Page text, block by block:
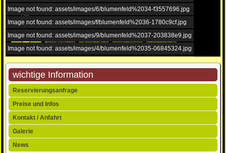
–/28
Image not found: assets/images/6/blumenfeld%2034-f3557696.jpg
Image not found: assets/images/f/blumenfeld%2036-1780c9cf.jpg
Image not found: assets/images/9/blumenfeld%2037-203838e9.jpg
Image not found: assets/images/4/blumenfeld%2035-06845324.jpg
Image not found: assets/images/0/screenshot-815fd6c0.png
wichtige Information
Navigation
überspringen
Reservierungsanfrage
Preise und Infos
Kontakt / Anfahrt
Galerie
News